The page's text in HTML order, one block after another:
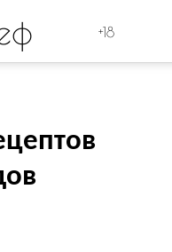
+18